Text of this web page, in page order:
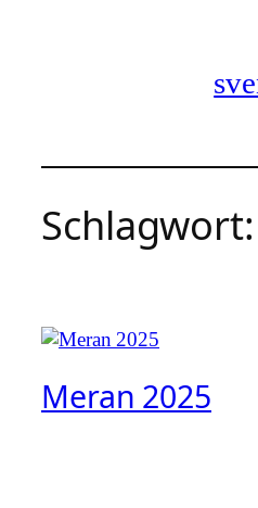
Schlagwort:
Meran 2025